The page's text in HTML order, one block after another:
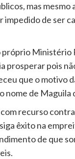
mas mesmo
de ser
próprio
prosperar pois
que o motivo
nome de Maguila
recurso
êxito na
de que